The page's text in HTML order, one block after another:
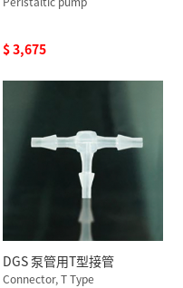
$ 3,675
DGS 泵管用T型接管
Connector, T Type